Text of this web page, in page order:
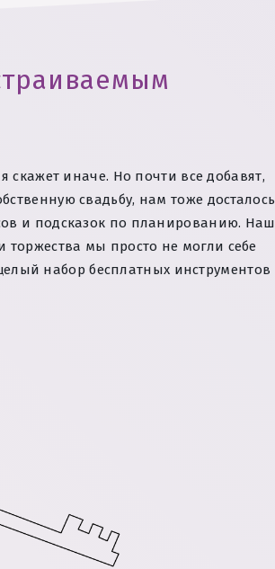
скажет иначе. Но почти все добавят,
свадьбу, нам тоже досталось
и подсказок по планированию. Наш
мы просто не могли себе
набор бесплатных инструментов